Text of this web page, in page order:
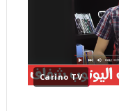
Carino TV